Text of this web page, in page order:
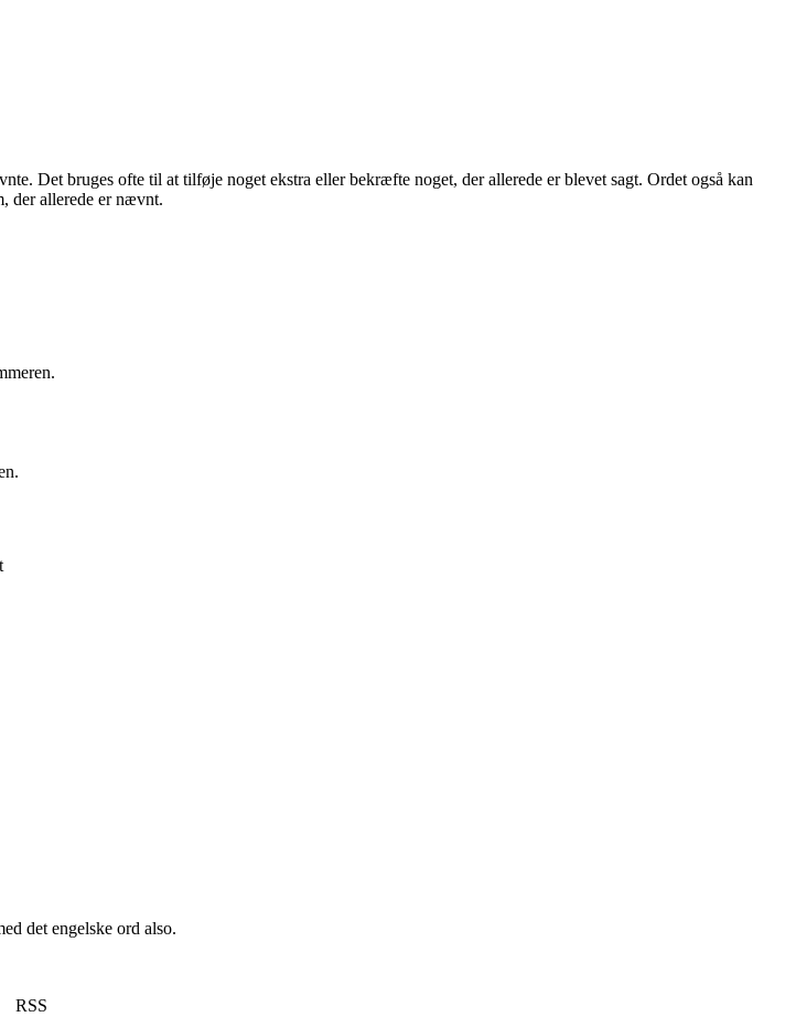
Det bruges ofte til at tilføje noget ekstra eller bekræfte noget, der allerede er blevet sagt. Ordet også kan
der allerede er nævnt.
det engelske ord also.
RSS